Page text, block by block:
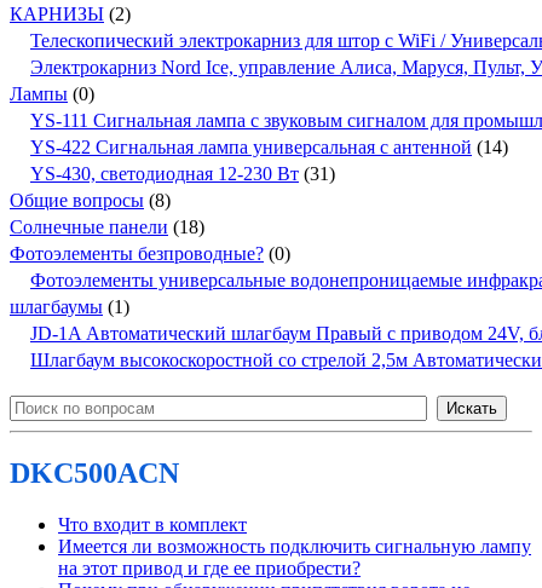
КАРНИЗЫ (2)
Телескопический электрокарниз для штор с WiFi /
Электрокарниз Nord Ice, управление Алиса, Маруся, Пульт,
Лампы (0)
YS-111 Сигнальная лампа с звуковым сигналом для
YS-422 Сигнальная лампа универсальная с антенной (14)
YS-430, светодиодная 12-230 Вт (31)
Общие вопросы (8)
Солнечные панели (18)
Фотоэлементы безпроводные? (0)
Фотоэлементы универсальные водонепроницаемые
шлагбаумы (1)
JD-1A Автоматический шлагбаум Правый с приводом 24V,
Шлагбаум высокоскоростной со стрелой 2,5м
DKC500ACN
Что входит в комплект
Имеется ли возможность подключить сигнальную лампу
на этот привод и где ее приобрести?